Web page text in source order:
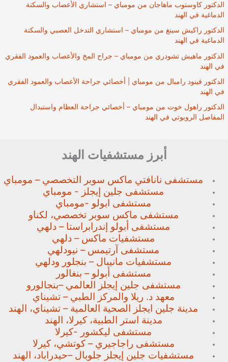
الدكتور كاوستوب ماهاجان من مومباي – استشاري الأعصاب والسكتة
الدماغية في الهند
الدكتور راكيش سينغ من مومباي – استشاري التدخل العصبي والسكتة
الدماغية في الهند
الدكتور ماهيش تشودري من مومباي – جراح المخ والأعصاب والعمود الفقري
في الهند
الدكتور فينود رامبال من مومباي | أخصائي جراحة الأعصاب والعمود الفقري
في الهند
الدكتور راهول خوت من مومباي – أخصائي جراحة العظام واستبدال
المفاصل الروبوتي في الهند
أبرز مستشفيات الهند
مستشفى نانافتي ماكس سوبر التخصصي – مومباي
مستشفى جلين إيجلز - مومباي
مستشفى ابولو -مومباي
مستشفى ماكس سوبر تخصصي، لكناو
مستشفى أبولو إندرابراستا – دلهي
مستشفيات ماكس – دلهي
مستشفى آرتيمس – نيودلهي
مستشفيات مانيبال – بنجلور ودلهي
مستشفى أبولو – بنغالور
مستشفى جلين إيجلز العالمي –بنجالورو
معهد د. ريلا والمركز الطبي – تشيناي
مدينة جلين ايجلز الصحية العالمية – تشيناي، الهند
مدينة استر الطبية، كيرلا، الهند
مستشفى ليكشور -كيرلا
مستشفى راجاجيري – كوتشي، كيرلا
مستشفيات جلين إيجلز جلوبال –حيدراباد، الهند